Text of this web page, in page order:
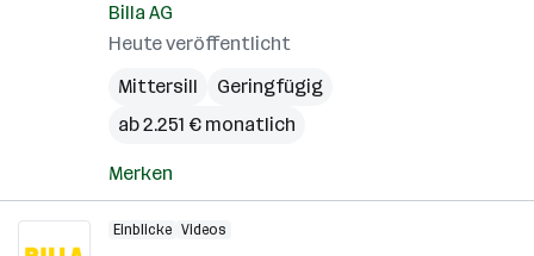
Billa AG
Heute veröffentlicht
Mittersill
Geringfügig
ab 2.251 € monatlich
Merken
Einblicke Videos